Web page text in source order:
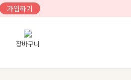
가입하기
장바구니